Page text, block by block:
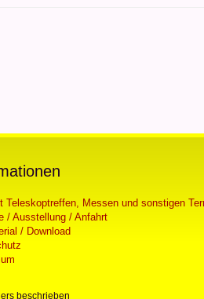
Teleskoptreffen, Messen und sonstigen
/ Ausstellung / Anfahrt
/ Download
beschrieben